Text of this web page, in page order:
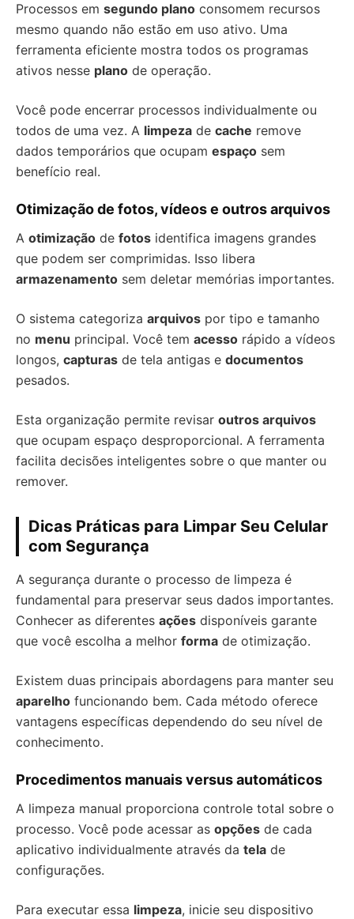
Processos em segundo plano consomem recursos
mesmo quando não estão em uso ativo. Uma
ferramenta eficiente mostra todos os programas
ativos nesse plano de operação.
Você pode encerrar processos individualmente ou
todos de uma vez. A limpeza de cache remove
dados temporários que ocupam espaço sem
benefício real.
Otimização de fotos, vídeos e outros arquivos
A otimização de fotos identifica imagens grandes
que podem ser comprimidas. Isso libera
armazenamento sem deletar memórias importantes.
O sistema categoriza arquivos por tipo e tamanho
no menu principal. Você tem acesso rápido a vídeos
longos, capturas de tela antigas e documentos
pesados.
Esta organização permite revisar outros arquivos
que ocupam espaço desproporcional. A ferramenta
facilita decisões inteligentes sobre o que manter ou
remover.
Dicas Práticas para Limpar Seu Celular
com Segurança
A segurança durante o processo de limpeza é
fundamental para preservar seus dados importantes.
Conhecer as diferentes ações disponíveis garante
que você escolha a melhor forma de otimização.
Existem duas principais abordagens para manter seu
aparelho funcionando bem. Cada método oferece
vantagens específicas dependendo do seu nível de
conhecimento.
Procedimentos manuais versus automáticos
A limpeza manual proporciona controle total sobre o
processo. Você pode acessar as opções de cada
aplicativo individualmente através da tela de
configurações.
Para executar essa limpeza, inicie seu dispositivo